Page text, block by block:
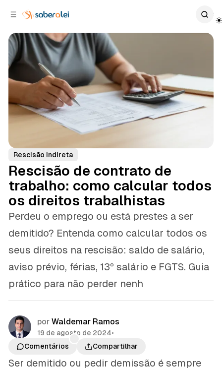
Rescisão Indireta
Rescisão de contrato de
trabalho: como calcular todos
os direitos trabalhistas
Perdeu o emprego ou está prestes a ser
demitido? Entenda como calcular todos os
seus direitos na rescisão: saldo de salário,
aviso prévio, férias, 13º salário e FGTS. Guia
prático para não perder nenh
por Waldemar Ramos
19 de agosto de 2024•
Comentários
Compartilhar
Ser demitido ou pedir demissão é sempre